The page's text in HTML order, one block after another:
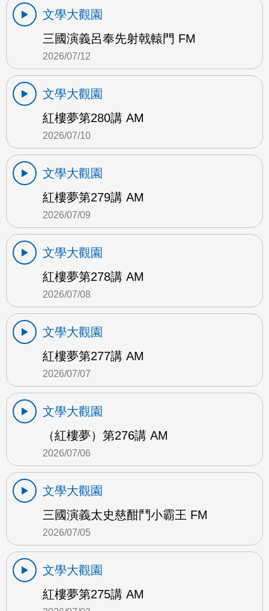
文學大觀園
三國演義呂奉先射戟轅門 FM
2026/07/12
文學大觀園
紅樓夢第280講 AM
2026/07/10
文學大觀園
紅樓夢第279講 AM
2026/07/09
文學大觀園
紅樓夢第278講 AM
2026/07/08
文學大觀園
紅樓夢第277講 AM
2026/07/07
文學大觀園
（紅樓夢）第276講 AM
2026/07/06
文學大觀園
三國演義太史慈酣鬥小霸王 FM
2026/07/05
文學大觀園
紅樓夢第275講 AM